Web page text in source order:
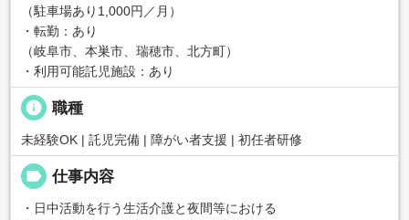
（駐車場あり1,000円／月）
・転勤：あり
（岐阜市、本巣市、瑞穂市、北方町）
・利用可能託児施設：あり
info 職種
未経験OK | 託児完備 | 障がい者支援 | 初任者研修
label 仕事内容
・日中活動を行う生活介護と夜間等における